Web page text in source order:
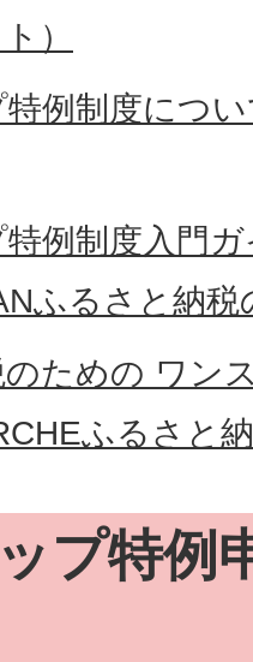
）
例制度につ
例制度入門
ふるさと納
ための ワン
ふるさと
プ特例